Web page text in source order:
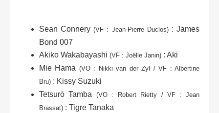
Sean Connery(VF : Jean-Pierre Duclos): James
Bond 007
Akiko Wakabayashi (VF : Joëlle Janin) : Aki
Mie Hama (VO : Nikki van der Zyl / VF : Albertine
Bru) : Kissy Suzuki
Tetsurō Tamba (VO : Robert Rietty / VF : Jean
Brassat) : Tigre Tanaka